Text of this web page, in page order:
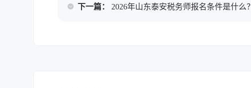
下一篇： 2026年山东泰安税务师报名条件是什么？